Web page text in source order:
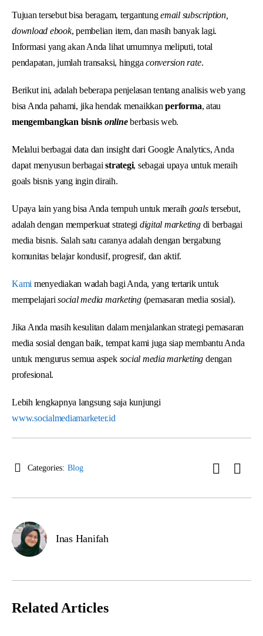
Tujuan tersebut bisa beragam, tergantungemail subscription,
download ebook, pembelian item, dan masih banyak lagi.
Informasi yang akan Anda lihat umumnya meliputi, total
pendapatan, jumlah transaksi, hinggaconversion rate.
Berikut ini, adalah beberapa penjelasan tentang analisis web yang
bisa Anda pahami, jika hendak menaikkanperforma, atau
mengembangkan bisnis onlineberbasis web.
Melalui berbagai data dan insight dari Google Analytics, Anda
dapat menyusun berbagaistrategi, sebagai upaya untuk meraih
goals bisnis yang ingin diraih.
Upaya lain yang bisa Anda tempuh untuk meraih goalstersebut,
adalah dengan memperkuat strategi digital marketingdi berbagai
media bisnis. Salah satu caranya adalah dengan bergabung
komunitas belajar kondusif, progresif, dan aktif.
Kami menyediakan wadah bagi Anda, yang tertarik untuk
mempelajarisocial media marketing(pemasaran media sosial).
Jika Anda masih kesulitan dalam menjalankan strategi pemasaran
media sosial dengan baik, tempat kami juga siap membantu Anda
untuk mengurus semua aspek social media marketing dengan
profesional.
Lebih lengkapnya langsung saja kunjungi
www.socialmediamarketer.id
Categories: Blog
Inas Hanifah
Related Articles